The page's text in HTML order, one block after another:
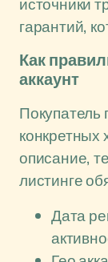
гарантий,
Как
аккаунт
конкретных
описание,
листинге
Дата